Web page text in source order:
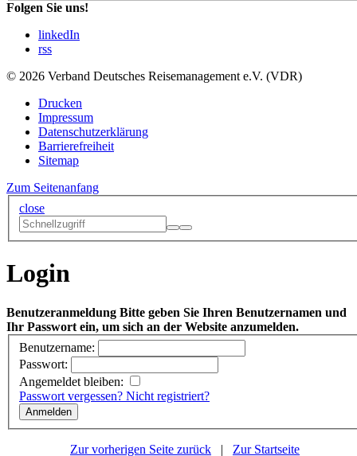
Folgen Sie uns!
linkedIn
rss
© 2026 Verband Deutsches Reisemanagement e.V. (VDR)
Drucken
Impressum
Datenschutzerklärung
Barrierefreiheit
Sitemap
Zum Seitenanfang
close
Login
Benutzeranmeldung Bitte geben Sie Ihren Benutzernamen und
Ihr Passwort ein, um sich an der Website anzumelden.
Benutzername:
Passwort:
Angemeldet bleiben:
Passwort vergessen? Nicht registriert?
Zur vorherigen Seite zurück | Zur Startseite